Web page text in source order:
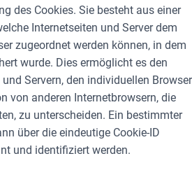
des Cookies. Sie besteht aus einer
Internetseiten und Server dem
zugeordnet werden können, in dem
wurde. Dies ermöglicht es den
Servern, den individuellen Browser
von anderen Internetbrowsern, die
zu unterscheiden. Ein bestimmter
über die eindeutige Cookie-ID
und identifiziert werden.